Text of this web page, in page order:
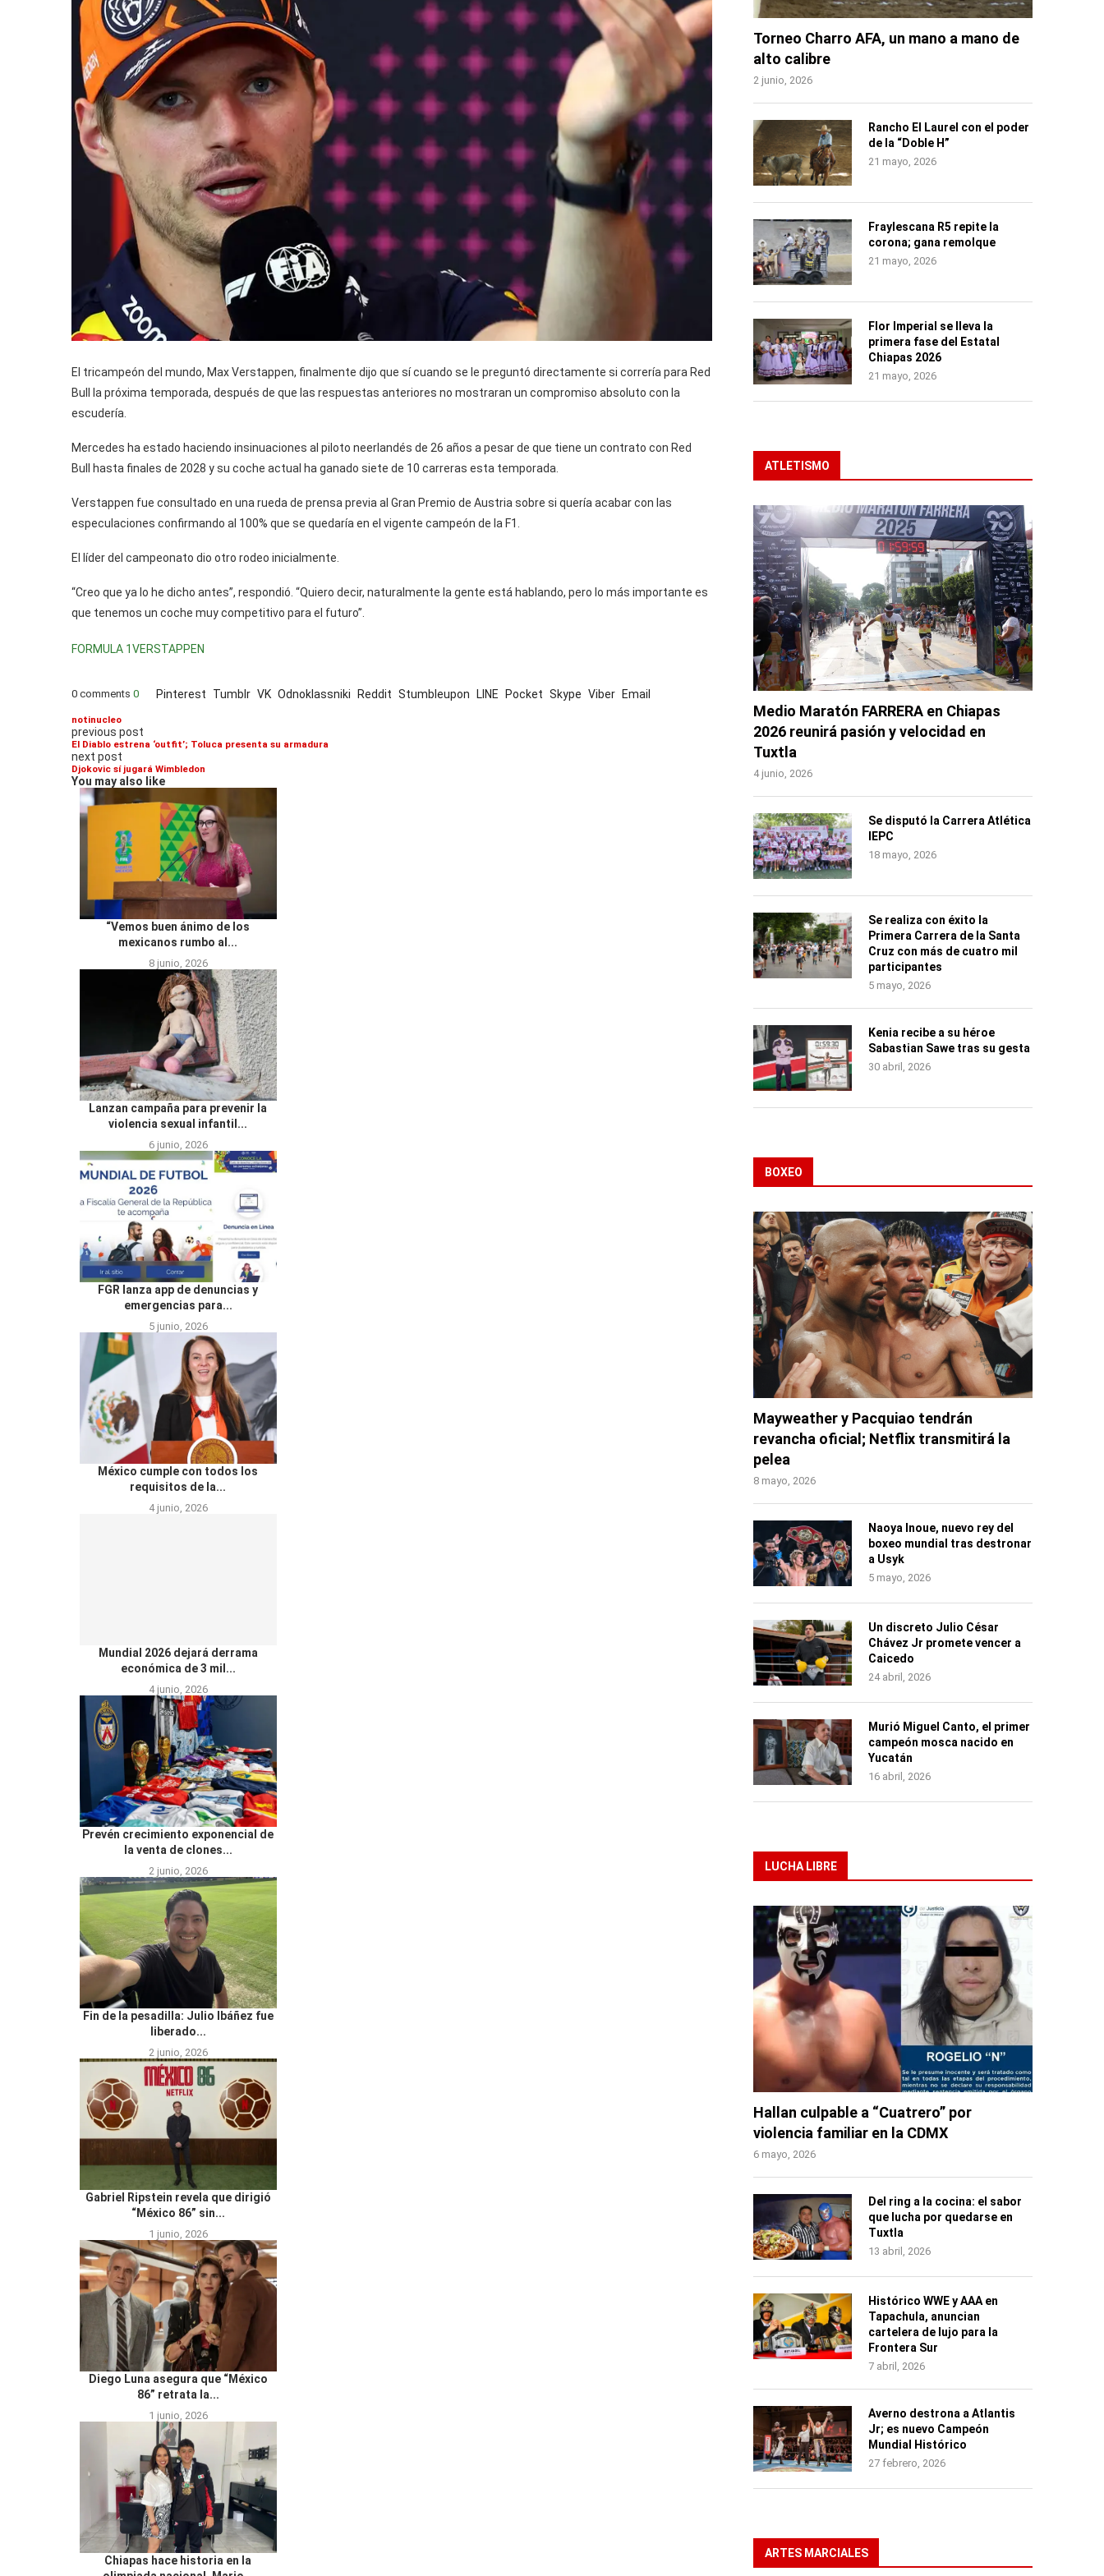
El tricampeón del mundo, Max Verstappen, finalmente dijo que sí cuando se le preguntó directamente si correría para Red
Bull la próxima temporada, después de que las respuestas anteriores no mostraran un compromiso absoluto con la
escudería.
Mercedes ha estado haciendo insinuaciones al piloto neerlandés de 26 años a pesar de que tiene un contrato con Red
Bull hasta finales de 2028 y su coche actual ha ganado siete de 10 carreras esta temporada.
Verstappen fue consultado en una rueda de prensa previa al Gran Premio de Austria sobre si quería acabar con las
especulaciones confirmando al 100% que se quedaría en el vigente campeón de la F1.
El líder del campeonato dio otro rodeo inicialmente.
“Creo que ya lo he dicho antes”, respondió. “Quiero decir, naturalmente la gente está hablando, pero lo más importante es
que tenemos un coche muy competitivo para el futuro”.
FORMULA 1VERSTAPPEN
0 comments 0 Pinterest Tumblr VK Odnoklassniki Reddit Stumbleupon LINE Pocket Skype Viber Email
notinucleo
previous post
El Diablo estrena ‘outfit’; Toluca presenta su armadura
next post
Djokovic sí jugará Wimbledon
You may also like
“Vemos buen ánimo de los
mexicanos rumbo al...
8 junio, 2026
Lanzan campaña para prevenir la
violencia sexual infantil...
6 junio, 2026
FGR lanza app de denuncias y
emergencias para...
5 junio, 2026
México cumple con todos los
requisitos de la...
4 junio, 2026
Mundial 2026 dejará derrama
económica de 3 mil...
4 junio, 2026
Prevén crecimiento exponencial de
la venta de clones...
2 junio, 2026
Fin de la pesadilla: Julio Ibáñez fue
liberado...
2 junio, 2026
Gabriel Ripstein revela que dirigió
“México 86” sin...
1 junio, 2026
Diego Luna asegura que “México
86” retrata la...
1 junio, 2026
Chiapas hace historia en la
Torneo Charro AFA, un mano a mano de
alto calibre
2 junio, 2026
Rancho El Laurel con el poder
de la “Doble H”
21 mayo, 2026
Fraylescana R5 repite la
corona; gana remolque
21 mayo, 2026
Flor Imperial se lleva la
primera fase del Estatal
Chiapas 2026
21 mayo, 2026
ATLETISMO
Medio Maratón FARRERA en Chiapas
2026 reunirá pasión y velocidad en
Tuxtla
4 junio, 2026
Se disputó la Carrera Atlética
IEPC
18 mayo, 2026
Se realiza con éxito la
Primera Carrera de la Santa
Cruz con más de cuatro mil
participantes
5 mayo, 2026
Kenia recibe a su héroe
Sabastian Sawe tras su gesta
30 abril, 2026
BOXEO
Mayweather y Pacquiao tendrán
revancha oficial; Netflix transmitirá la
pelea
8 mayo, 2026
Naoya Inoue, nuevo rey del
boxeo mundial tras destronar
a Usyk
5 mayo, 2026
Un discreto Julio César
Chávez Jr promete vencer a
Caicedo
24 abril, 2026
Murió Miguel Canto, el primer
campeón mosca nacido en
Yucatán
16 abril, 2026
LUCHA LIBRE
Hallan culpable a “Cuatrero” por
violencia familiar en la CDMX
6 mayo, 2026
Del ring a la cocina: el sabor
que lucha por quedarse en
Tuxtla
13 abril, 2026
Histórico WWE y AAA en
Tapachula, anuncian
cartelera de lujo para la
Frontera Sur
7 abril, 2026
Averno destrona a Atlantis
Jr; es nuevo Campeón
Mundial Histórico
27 febrero, 2026
ARTES MARCIALES